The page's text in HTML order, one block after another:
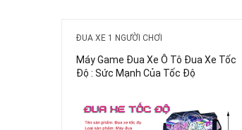
ĐUA XE 1 NGƯỜI CHƠI
Máy Game Đua Xe Ô Tô Đua Xe Tốc
Độ : Sức Mạnh Của Tốc Độ